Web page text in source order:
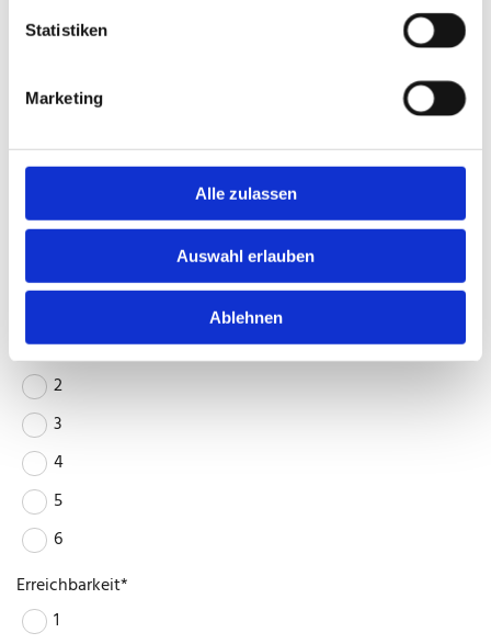
Statistiken
Marketing
Alle zulassen
Auswahl erlauben
Ablehnen
Beratung*
2
3
5
1
2
3
4
5
6
Erreichbarkeit*
1